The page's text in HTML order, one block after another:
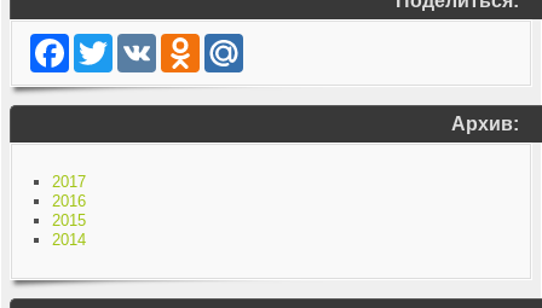
Facebook
TwitterVK Odnoklassniki
Mail.Ru
Архив:
2017
2016
2015
2014